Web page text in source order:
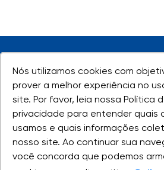
Nós utilizamos cookies com
prover a melhor experiência no
site. Por favor, leia nossa Política
privacidade para entender quais
usamos e quais informações
nosso site. Ao continuar sua
você concorda que podemos
Nós utilizamos cookies com
prover a melhor experiência no
site. Por favor, leia nossa Política
privacidade para entender quais
usamos e quais informações
nosso site. Ao continuar sua
você concorda que podemos
UNIVAP - Todos os direitos
AV. SHISHIMA HIFUMI, 2911 - URBANOVA - SÃO